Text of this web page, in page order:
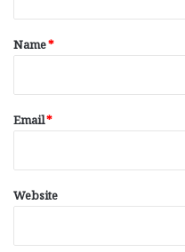
*
Name*
Email*
Website